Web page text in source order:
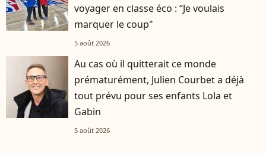
voyager en classe éco : “Je voulais
marquer le coup"
5 août 2026
Au cas où il quitterait ce monde
prématurément, Julien Courbet a déjà
tout prévu pour ses enfants Lola et
Gabin
5 août 2026